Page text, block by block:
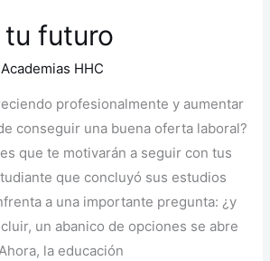
futuro
Academias HHC
profesionalmente y aumentar
conseguir una buena oferta laboral?
que te motivarán a seguir con tus
que concluyó sus estudios
a una importante pregunta: ¿y
un abanico de opciones se abre
la educación